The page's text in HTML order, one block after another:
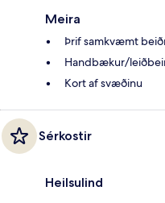
Meira
Þrif samkvæmt
Handbækur/
Kort af svæðinu
Sérkostir
Heilsulind